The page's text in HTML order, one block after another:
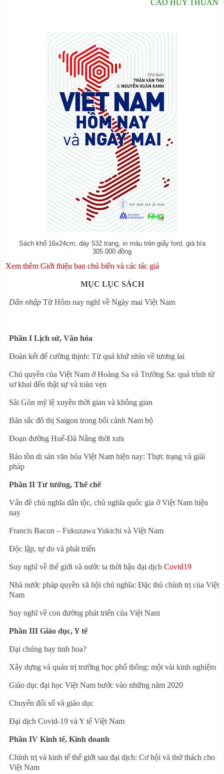
CAO HUY THUẦN
Sách khổ 16x24cm, dày 532 trang, in màu trên giấy ford, giá bìa
305.000 đồng
Xem thêm Giới thiệu ban chủ biên và các tác giả
MỤC LỤC SÁCH
Dẫn nhập Từ Hôm nay nghĩ về Ngày mai Việt Nam
Phần I Lịch sử, Văn hóa
Đoàn kết để cường thịnh: Từ quá khứ nhìn về tương lai
Chủ quyền của Việt Nam ở Hoàng Sa và Trường Sa: quá trình từ
sơ khai đến thật sự và toàn vẹn
Sài Gòn mỹ lệ xuyên thời gian và không gian
Bản sắc đô thị Saigon trong bối cảnh Nam bộ
Đoạn đường Huế-Đà Nẵng thời xưa
Bảo tồn di sản văn hóa Việt Nam hiện nay: Thực trạng và giải
pháp
Phần II Tư tưởng, Thể chế
Vấn đề chủ nghĩa dân tộc, chủ nghĩa quốc gia ở Việt Nam hiện
nay
Francis Bacon – Fukuzawa Yukichi và Việt Nam
Độc lập, tự do và phát triển
Suy nghĩ về thế giới và nước ta thời hậu đại dịchCovid19
Nhà nước pháp quyền xã hội chủ nghĩa: Đặc thù chính trị của Việt
Nam
Suy nghĩ về con đường phát triển của Việt Nam
Phần III Giáo dục, Y tế
Đại chúng hay tinh hoa?
Xây dựng và quản trị trường học phổ thông: một vài kinh nghiệm
Giáo dục đại học Việt Nam bước vào những năm 2020
Chuyển đổi số và giáo dục
Đại dịch Covid-19 và Y tế Việt Nam
Phần IV Kinh tế, Kinh doanh
Chính trị và kinh tế thế giới sau đại dịch: Cơ hội và thử thách cho
Việt Nam